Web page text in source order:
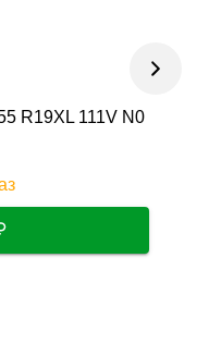
R19XL 111V N0